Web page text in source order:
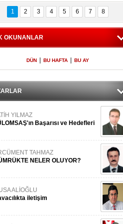
İstanbul
Adaları
600 milletvekilinin
listesi
1 2 3 4 5 6 7 8
OKUNANLAR
DÜN BU HAFTA BU AY
YILMAZ
Başarısı ve Hedefleri
TAHMAZ
NELER OLUYOR?
ALİOĞLU
iletişim